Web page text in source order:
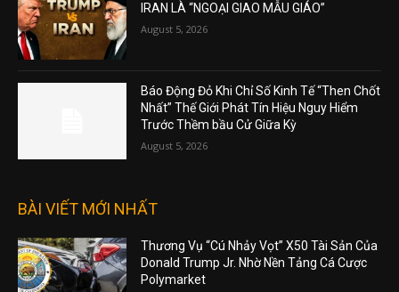
IRAN LÀ “NGOẠI GIAO MẪU GIÁO”
August 5, 2026
Báo Động Đỏ Khi Chỉ Số Kinh Tế “Then Chốt
Nhất” Thế Giới Phát Tín Hiệu Nguy Hiểm
Trước Thềm bầu Cử Giữa Kỳ
August 5, 2026
BÀI VIẾT MỚI NHẤT
Thương Vụ “Cú Nhảy Vọt” X50 Tài Sản Của
Donald Trump Jr. Nhờ Nền Tảng Cá Cược
Polymarket